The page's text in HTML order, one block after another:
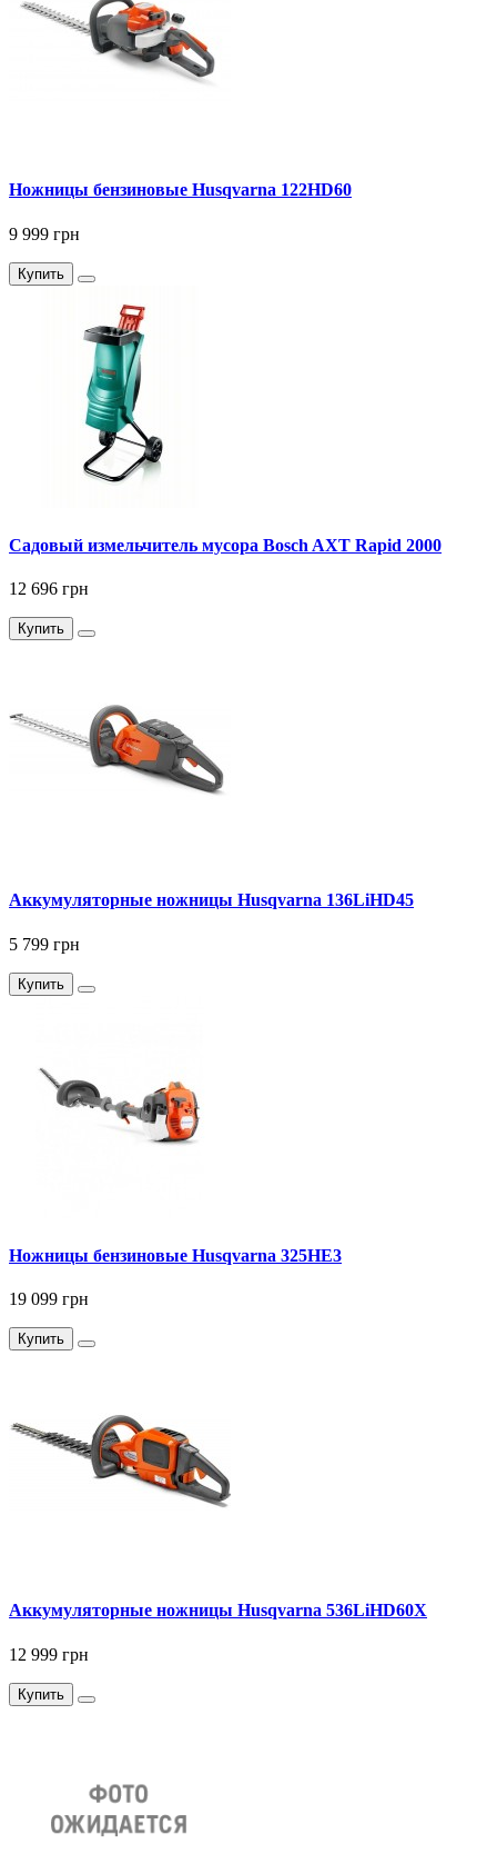
Ножницы бензиновые Husqvarna 122HD60
9 999 грн
Купить
Садовый измельчитель мусора Bosch AXT Rapid 2000
12 696 грн
Купить
Аккумуляторные ножницы Husqvarna 136LiHD45
5 799 грн
Купить
Ножницы бензиновые Husqvarna 325HE3
19 099 грн
Купить
Аккумуляторные ножницы Husqvarna 536LiHD60X
12 999 грн
Купить